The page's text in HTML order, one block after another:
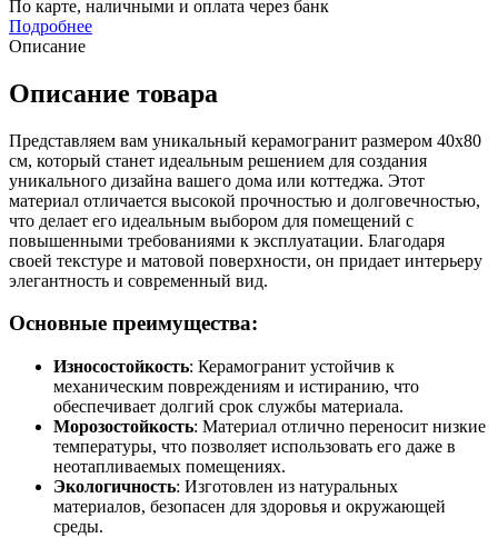
По карте, наличными и оплата через банк
Подробнее
Описание
Описание товара
Представляем вам уникальный керамогранит размером 40х80
см, который станет идеальным решением для создания
уникального дизайна вашего дома или коттеджа. Этот
материал отличается высокой прочностью и долговечностью,
что делает его идеальным выбором для помещений с
повышенными требованиями к эксплуатации. Благодаря
своей текстуре и матовой поверхности, он придает интерьеру
элегантность и современный вид.
Основные преимущества:
Износостойкость: Керамогранит устойчив к
механическим повреждениям и истиранию, что
обеспечивает долгий срок службы материала.
Морозостойкость: Материал отлично переносит низкие
температуры, что позволяет использовать его даже в
неотапливаемых помещениях.
Экологичность: Изготовлен из натуральных
материалов, безопасен для здоровья и окружающей
среды.